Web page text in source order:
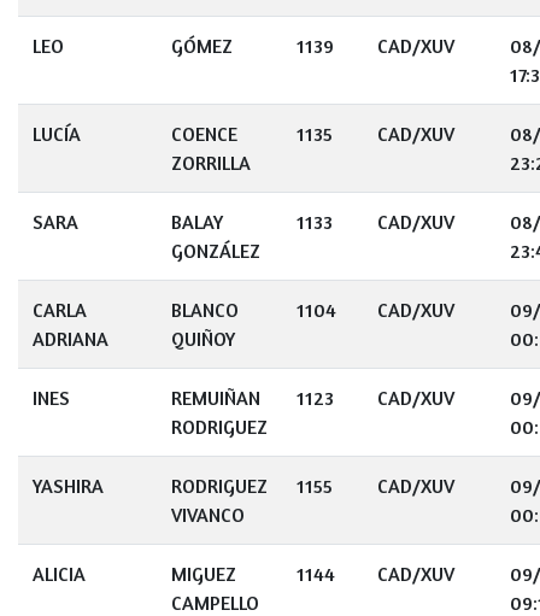
LEO GÓMEZ 1139 CAD/XUV
LUCÍA
COENCE
ZORRILLA
1135 CAD/XUV
SARA
BALAY
GONZÁLEZ
1133 CAD/XUV
CARLA
ADRIANA
BLANCO
QUIÑOY
1104 CAD/XUV
INES
REMUIÑAN
RODRIGUEZ
1123 CAD/XUV
YASHIRA
RODRIGUEZ
VIVANCO
1155 CAD/XUV
ALICIA
MIGUEZ
CAMPELLO
1144 CAD/XUV